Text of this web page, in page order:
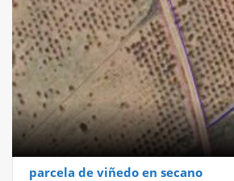
parcela de viñedo en secano